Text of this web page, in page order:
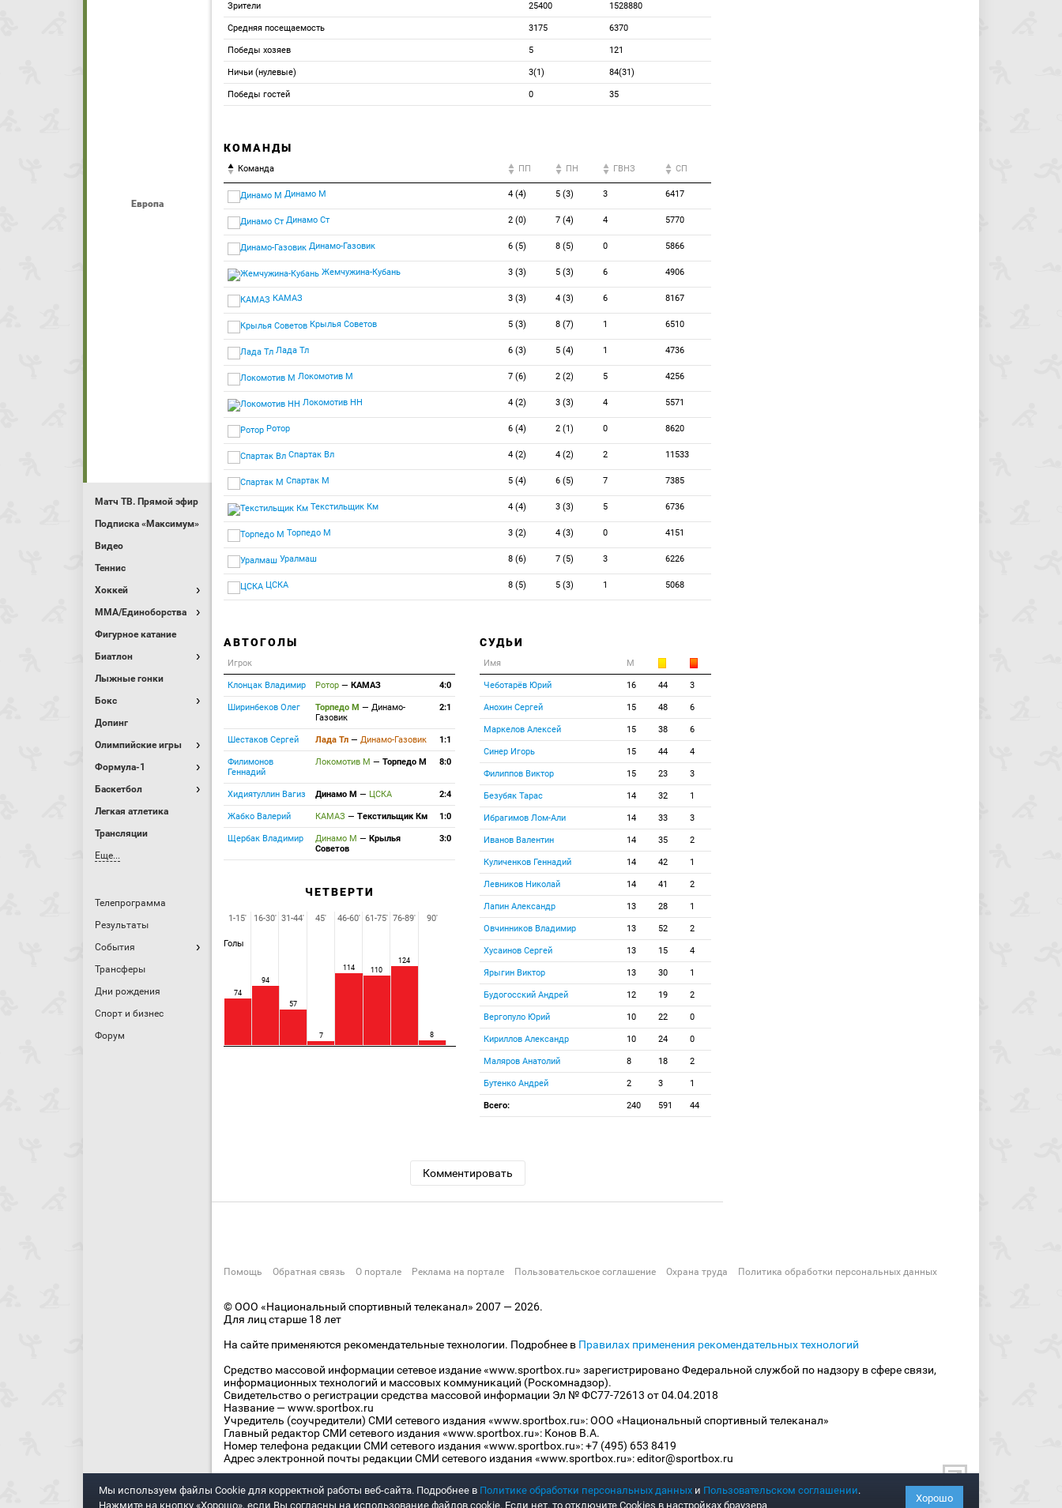
Европа
Матч ТВ. Прямой эфир
Подписка «Максимум»
Видео
Теннис
Хоккей
MMA/Единоборства
Фигурное катание
Биатлон
Лыжные гонки
Бокс
Допинг
Олимпийские игры
Формула-1
Баскетбол
Легкая атлетика
Трансляции
Еще...
Телепрограмма
Результаты
События
Трансферы
Дни рождения
Спорт и бизнес
Форум
Зрители 25400 1528880
Средняя посещаемость 3175 6370
Победы хозяев 5 121
Ничьи (нулевые) 3(1) 84(31)
Победы гостей 0 35
КОМАНДЫ
Команда ПП ПН ГВНЗ СП
Динамо М 4 (4) 5 (3) 3 6417
Динамо Ст 2 (0) 7 (4) 4 5770
Динамо-Газовик 6 (5) 8 (5) 0 5866
Жемчужина-Кубань 3 (3) 5 (3) 6 4906
КАМАЗ 3 (3) 4 (3) 6 8167
Крылья Советов 5 (3) 8 (7) 1 6510
Лада Тл 6 (3) 5 (4) 1 4736
Локомотив М 7 (6) 2 (2) 5 4256
Локомотив НН 4 (2) 3 (3) 4 5571
Ротор 6 (4) 2 (1) 0 8620
Спартак Вл 4 (2) 4 (2) 2 11533
Спартак М 5 (4) 6 (5) 7 7385
Текстильщик Км 4 (4) 3 (3) 5 6736
Торпедо М 3 (2) 4 (3) 0 4151
Уралмаш 8 (6) 7 (5) 3 6226
ЦСКА 8 (5) 5 (3) 1 5068
АВТОГОЛЫ
Игрок
Клонцак Владимир Ротор — КАМАЗ 4:0
Ширинбеков Олег Торпедо М — Динамо-
Газовик
2:1
Шестаков Сергей Лада Тл — Динамо-Газовик 1:1
Филимонов
Геннадий
Локомотив М — Торпедо М 8:0
Хидиятуллин Вагиз Динамо М — ЦСКА 2:4
Жабко Валерий КАМАЗ — Текстильщик Км 1:0
Щербак Владимир Динамо М — Крылья
Советов
3:0
ЧЕТВЕРТИ
Голы
74
94
57
7
114 110
124
8
1-15' 16-30' 31-44' 45' 46-60' 61-75' 76-89' 90'
СУДЬИ
Имя М
Чеботарёв Юрий 16 44 3
Анохин Сергей 15 48 6
Маркелов Алексей 15 38 6
Синер Игорь 15 44 4
Филиппов Виктор 15 23 3
Безубяк Тарас 14 32 1
Ибрагимов Лом-Али 14 33 3
Иванов Валентин 14 35 2
Куличенков Геннадий 14 42 1
Левников Николай 14 41 2
Лапин Александр 13 28 1
Овчинников Владимир 13 52 2
Хусаинов Сергей 13 15 4
Ярыгин Виктор 13 30 1
Будогосский Андрей 12 19 2
Вергопуло Юрий 10 22 0
Кириллов Александр 10 24 0
Маляров Анатолий 8 18 2
Бутенко Андрей 2 3 1
Всего: 240 591 44
Комментировать
Помощь Обратная связь О портале Реклама на портале Пользовательское соглашение Охрана труда Политика обработки персональных данных
© ООО «Национальный спортивный телеканал» 2007 — 2026.
Для лиц старше 18 лет
На сайте применяются рекомендательные технологии. Подробнее в Правилах применения рекомендательных технологий
Средство массовой информации сетевое издание «www.sportbox.ru» зарегистрировано Федеральной службой по надзору в сфере связи,
информационных технологий и массовых коммуникаций (Роскомнадзор).
Свидетельство о регистрации средства массовой информации Эл № ФС77-72613 от 04.04.2018
Название — www.sportbox.ru
Учредитель (соучредители) СМИ сетевого издания «www.sportbox.ru»: ООО «Национальный спортивный телеканал»
Главный редактор СМИ сетевого издания «www.sportbox.ru»: Конов В.А.
Номер телефона редакции СМИ сетевого издания «www.sportbox.ru»: +7 (495) 653 8419
Адрес электронной почты редакции СМИ сетевого издания «www.sportbox.ru»: editor@sportbox.ru
Мы используем файлы Сookie для корректной работы веб-сайта. Подробнее в Политике обработки персональных данных и Пользовательском соглашении.
Нажмите на кнопку «Хорошо», если Вы согласны на использование файлов cookie. Если нет, то отключите Cookies в настройках браузера
Хорошо